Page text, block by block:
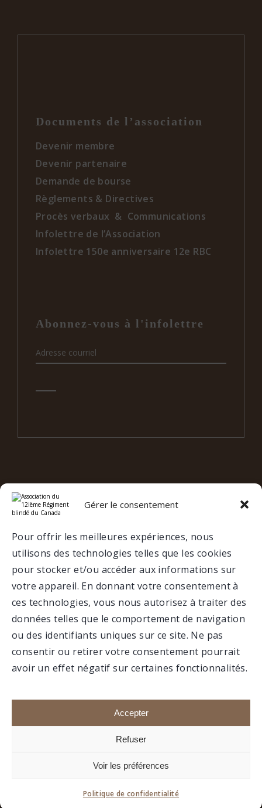
Gérer le consentement
Pour offrir les meilleures expériences, nous
utilisons des technologies telles que les cookies
pour stocker et/ou accéder aux informations sur
votre appareil. En donnant votre consentement à
ces technologies, vous nous autorisez à traiter des
données telles que le comportement de navigation
ou des identifiants uniques sur ce site. Ne pas
consentir ou retirer votre consentement pourrait
avoir un effet négatif sur certaines fonctionnalités.
Accepter
Refuser
Voir les préférences
Politique de confidentialité
Documents de l’association
Devenir membre
Devenir partenaire
Demande de bourse
Règlements & Directives
Procès verbaux & Communications
Infolettre de l’Association
Infolettre 150e anniversaire 12e RBC
Abonnez-vous à l'infolettre
12eRBC SUR LES RÉSEAUX
VALCARTIER
MUSÉE
Faire un don Portail membre